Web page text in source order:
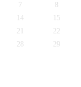
7
14
15
21
22
28
29